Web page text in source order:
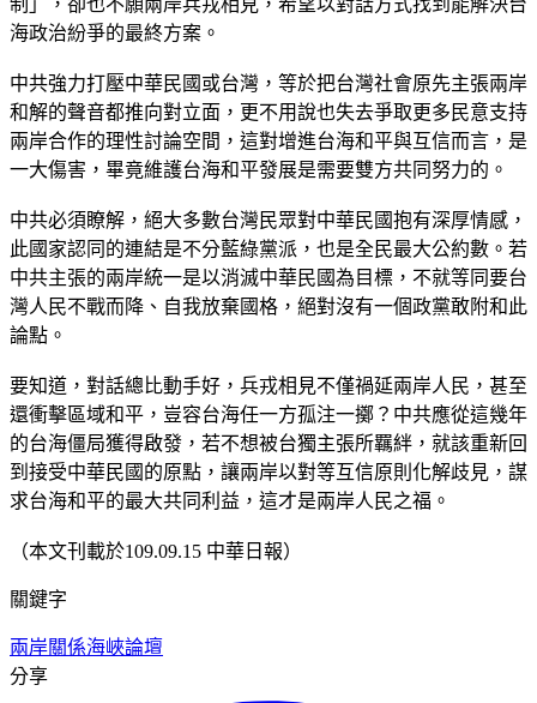
海政治紛爭的最終方案。
中共強力打壓中華民國或台灣，等於把台灣社會原先主張兩岸
和解的聲音都推向對立面，更不用說也失去爭取更多民意支持
兩岸合作的理性討論空間，這對增進台海和平與互信而言，是
一大傷害，畢竟維護台海和平發展是需要雙方共同努力的。
中共必須瞭解，絕大多數台灣民眾對中華民國抱有深厚情感，
此國家認同的連結是不分藍綠黨派，也是全民最大公約數。若
中共主張的兩岸統一是以消滅中華民國為目標，不就等同要台
灣人民不戰而降、自我放棄國格，絕對沒有一個政黨敢附和此
論點。
要知道，對話總比動手好，兵戎相見不僅禍延兩岸人民，甚至
還衝擊區域和平，豈容台海任一方孤注一擲？中共應從這幾年
的台海僵局獲得啟發，若不想被台獨主張所羈絆，就該重新回
到接受中華民國的原點，讓兩岸以對等互信原則化解歧見，謀
求台海和平的最大共同利益，這才是兩岸人民之福。
（本文刊載於109.09.15 中華日報）
關鍵字
兩岸關係海峽論壇
分享